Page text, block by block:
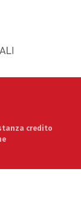
credito